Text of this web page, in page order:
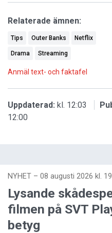
Relaterade ämnen:
Tips Outer Banks Netflix
Drama Streaming
Anmäl text- och faktafel
Uppdaterad: kl. 12:03
12:00
NYHET – 08 augusti 2026 kl.
Lysande
filmen på SVT
betyg